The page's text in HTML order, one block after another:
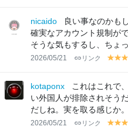
lo
w
nicaido
良い事なのかも
確実なアカウント規制が
そうな気もするし、ちょ
2026/05/21 リンク
y
lo
w
y
lo
w w
kotaponx
これはこれで
い外国人が排除されそう
だしね。実を取る感じか。
2026/05/21 リンク
y y